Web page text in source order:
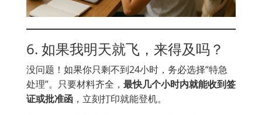
6. 如果我明天就飞，来得及吗？
没问题！如果你只剩不到24小时，务必选择“特急
处理”。只要材料齐全， 最快几个小时内就能收到签
证或批准函 ，立刻打印就能登机。